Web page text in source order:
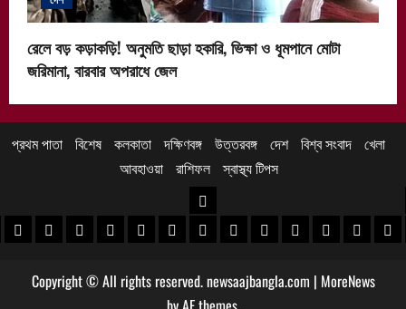
রেলে বড় কড়াকড়ি! অনুমতি ছাড়া হকারি, ভিক্ষা ও ধূমপানে মোটা
জরিমানা, বারবার অপরাধে জেল
প্রথম পাতা বিশেষ কলকাতা দক্ষিণবঙ্গ উত্তরবঙ্গ দেশ বিশ্ব সংবাদ খেলা
আবহাওয়া
রাশিফল স্বাস্থ্য টিপস
খবর
খবর
পুরুলিয়া খবর
বাঁকুড়া খবরপশ্চিম বর্ধমান খবর
পূর্ব বর্ধমান খবর
বীরভূম খবরমুর্শিদাবাদ খবর
উত্তরবঙ্গ
কোচবিহার নিউজ
আলিপুরদুয়ার খবর
জলপাইগুড়ি খবর
শিলিগুড়ি খবর
উত্তরদক্ষিণ
Copyright © All rights reserved. newsaajbangla.com | MoreNews